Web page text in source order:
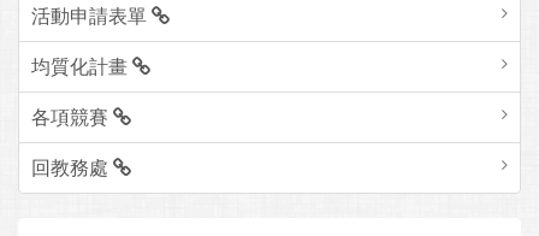
活動申請表單
均質化計畫
各項競賽
回教務處